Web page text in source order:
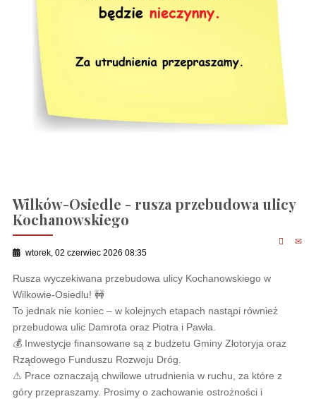
Wilków-Osiedle - rusza przebudowa ulicy
Kochanowskiego
wtorek, 02 czerwiec 2026 08:35
Rusza wyczekiwana przebudowa ulicy Kochanowskiego w
Wilkowie-Osiedlu! 🚧
To jednak nie koniec – w kolejnych etapach nastąpi również
przebudowa ulic Damrota oraz Piotra i Pawła.
💰 Inwestycje finansowane są z budżetu Gminy Złotoryja oraz
Rządowego Funduszu Rozwoju Dróg.
⚠ Prace oznaczają chwilowe utrudnienia w ruchu, za które z
góry przepraszamy. Prosimy o zachowanie ostrożności i